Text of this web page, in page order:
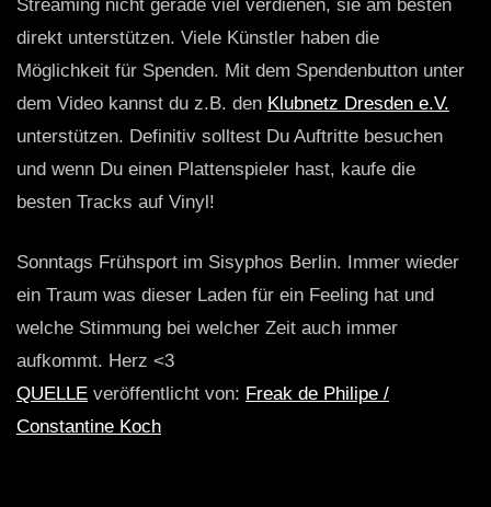
Streaming nicht gerade viel verdienen, sie am besten
direkt unterstützen. Viele Künstler haben die
Möglichkeit für Spenden. Mit dem Spendenbutton unter
dem Video kannst du z.B. den Klubnetz Dresden e.V.
unterstützen. Definitiv solltest Du Auftritte besuchen
und wenn Du einen Plattenspieler hast, kaufe die
besten Tracks auf Vinyl!
Sonntags Frühsport im Sisyphos Berlin. Immer wieder
ein Traum was dieser Laden für ein Feeling hat und
welche Stimmung bei welcher Zeit auch immer
aufkommt. Herz <3
QUELLE veröffentlicht von: Freak de Philipe /
Constantine Koch